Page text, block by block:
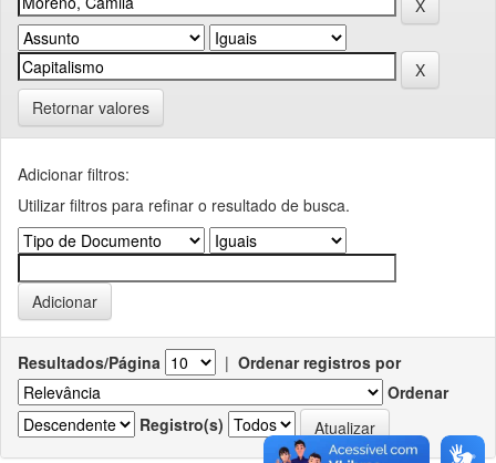
Retornar valores
Adicionar filtros:
Utilizar filtros para refinar o resultado de busca.
Resultados/Página | Ordenar registros por
Ordenar
Registro(s)